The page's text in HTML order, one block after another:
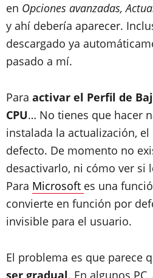
en Opciones avanzadas,
y ahí debería aparecer.
descargado ya
pasado a mí.
Para activar el Perfil de
CPU… No tienes que hacer
instalada la actualización,
defecto. De momento no
desactivarlo, ni cómo ver si
Para Microsoft es una
convierte en función por
invisible para el usuario.
El problema es que parece
ser gradual. En algunos